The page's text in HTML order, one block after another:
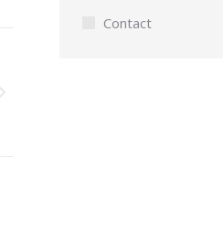
Contact